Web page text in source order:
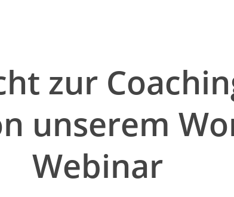
zur
unserem
Webinar